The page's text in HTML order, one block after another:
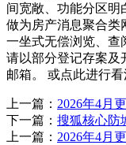
间宽敞、功能分区明
做为房产消息聚合类
一坐式无偿浏览、查
请以部分登记存案及
邮箱。 或点此进行
上一篇： 2026年4月
下一篇： 搜狐核心防
上一篇： 2026年4月